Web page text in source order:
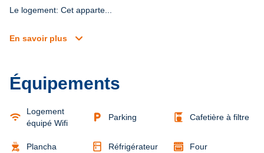
Le logement: Cet apparte...
En savoir plus expand_more
Équipements
wifi
Logement
équipé Wifi
local_parking Parking coffee_maker Cafetière à filtre
outdoor_grill Plancha kitchen Réfrigérateur Four